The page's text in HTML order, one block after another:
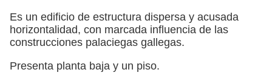
Es un edificio de estructura dispersa y acusada
horizontalidad, con marcada influencia de las
construcciones palaciegas gallegas.
Presenta planta baja y un piso.